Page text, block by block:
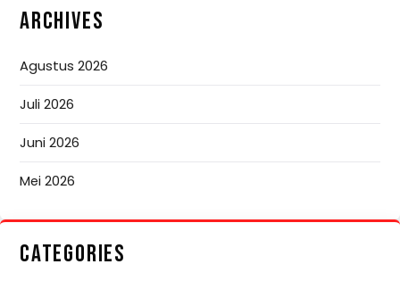
ARCHIVES
Agustus 2026
Juli 2026
Juni 2026
Mei 2026
CATEGORIES